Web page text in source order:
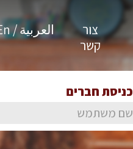
צור
קשר
العربية / En
כניסת חברים